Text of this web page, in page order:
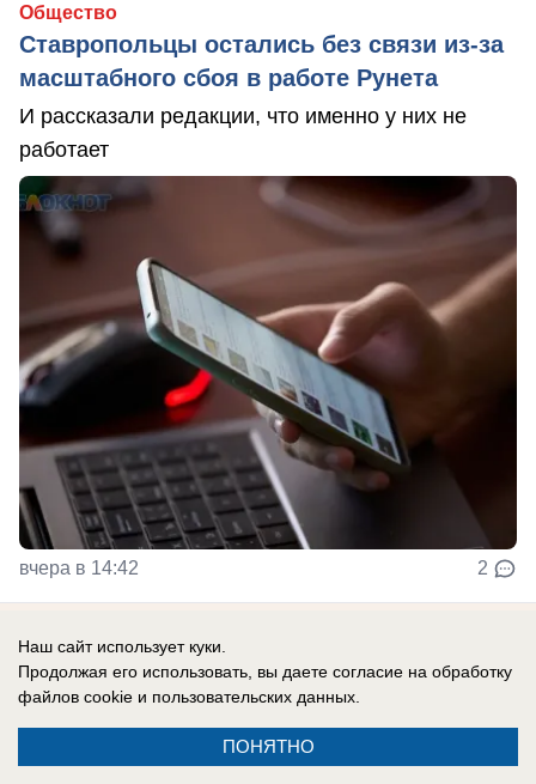
Общество
Ставропольцы остались без связи из-за
масштабного сбоя в работе Рунета
И рассказали редакции, что именно у них не
работает
вчера в 14:42 2
Главное в стране
В России
Наш сайт использует куки.
Продолжая его использовать, вы даете согласие на обработку
файлов cookie и пользовательских данных.
ПОНЯТНО